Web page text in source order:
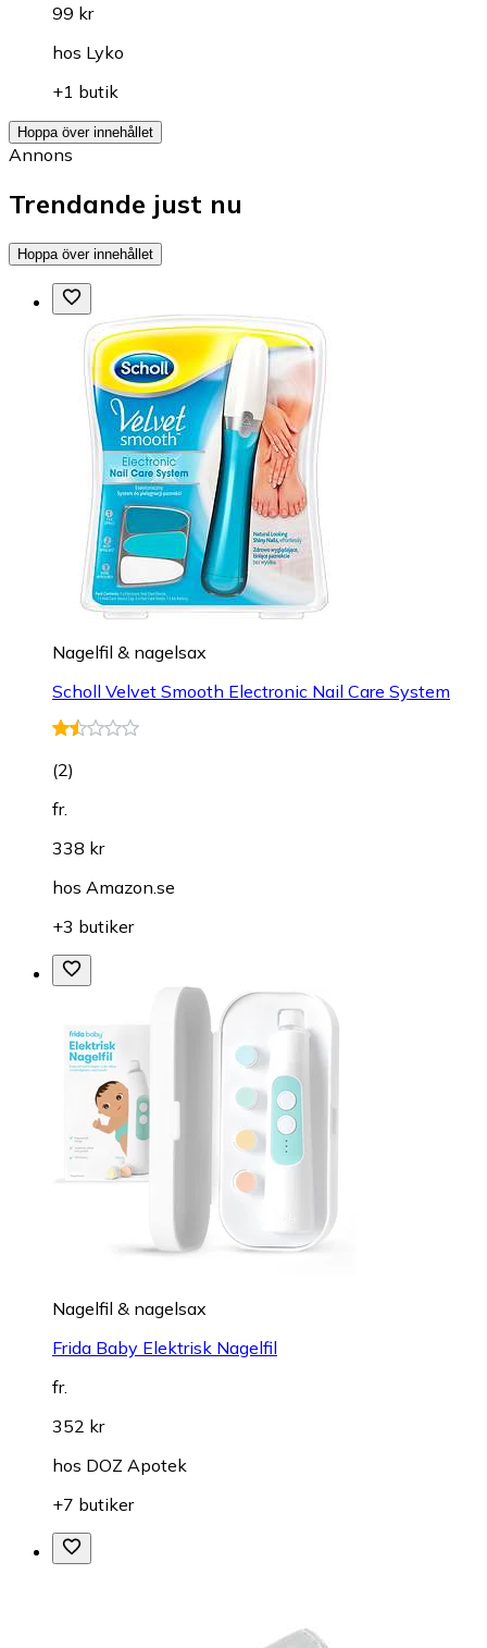
99 kr
hos Lyko
+1 butik
Hoppa över innehållet
Annons
Trendande just nu
Hoppa över innehållet
Nagelfil & nagelsax
Scholl Velvet Smooth Electronic Nail Care System
(2)
fr.
338 kr
hos Amazon.se
+3 butiker
Nagelfil & nagelsax
Frida Baby Elektrisk Nagelfil
fr.
352 kr
hos DOZ Apotek
+7 butiker